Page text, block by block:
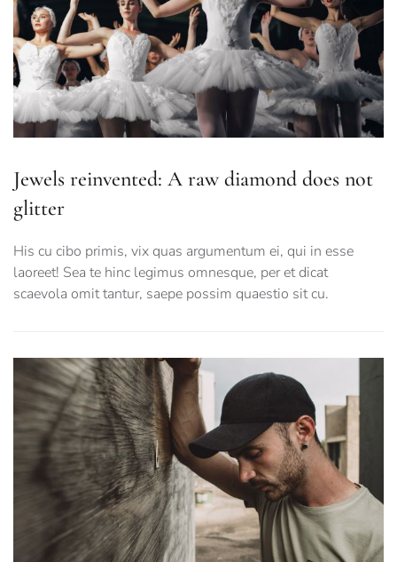
Jewels reinvented: A raw diamond does not
glitter
His cu cibo primis, vix quas argumentum ei, qui in esse
laoreet! Sea te hinc legimus omnesque, per et dicat
scaevola omit tantur, saepe possim quaestio sit cu.